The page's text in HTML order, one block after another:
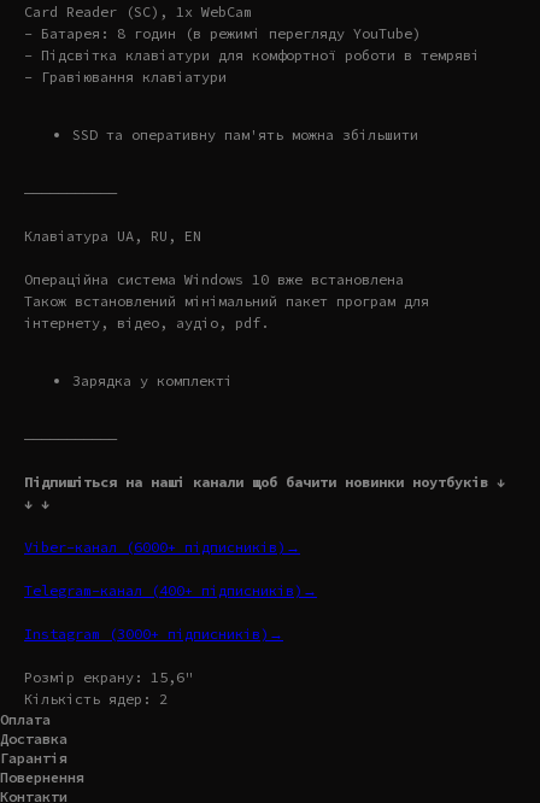
Card Reader (SC), 1x WebCam
- Батарея: 8 годин (в режимі перегляду YouTube)
- Підсвітка клавіатури для комфортної роботи в темряві
- Гравіювання клавіатури
SSD та оперативну пам'ять можна збільшити
———————————
Клавіатура UA, RU, EN
Операційна система Windows 10 вже встановлена
Також встановлений мінімальний пакет програм для
інтернету, відео, аудіо, pdf.
Зарядка у комплекті
———————————
Підпишіться на наші канали щоб бачити новинки ноутбуків ↓
↓ ↓
Viber-канал (6000+ підписників)→
Telegram-канал (400+ підписників)→
Instagram (3000+ підписників)→
Розмір екрану: 15,6"
Кількість ядер: 2
Оплата
Доставка
Гарантія
Повернення
Контакти